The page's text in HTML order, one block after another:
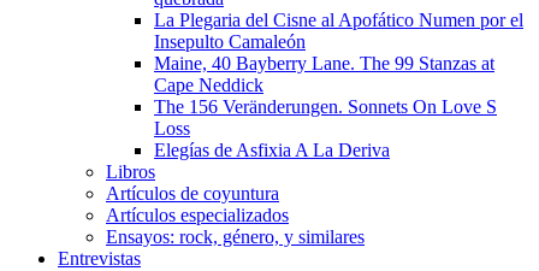
La Plegaria del Cisne al Apofático Numen por el
Insepulto Camaleón
Maine, 40 Bayberry Lane. The 99 Stanzas at
Cape Neddick
The 156 Veränderungen. Sonnets On Love S
Loss
Elegías de Asfixia A La Deriva
Libros
Artículos de coyuntura
Artículos especializados
Ensayos: rock, género, y similares
Entrevistas